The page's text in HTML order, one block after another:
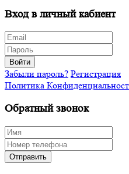
Вход в личный кабиент
Войти
Забыли пароль? Регистрация
Политика
Обратный звонок
Отправить